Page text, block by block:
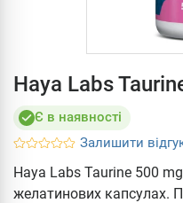
Haya Labs
Є в наявності
Залишити
Haya Labs Taurine 500
желатинових капсулах.